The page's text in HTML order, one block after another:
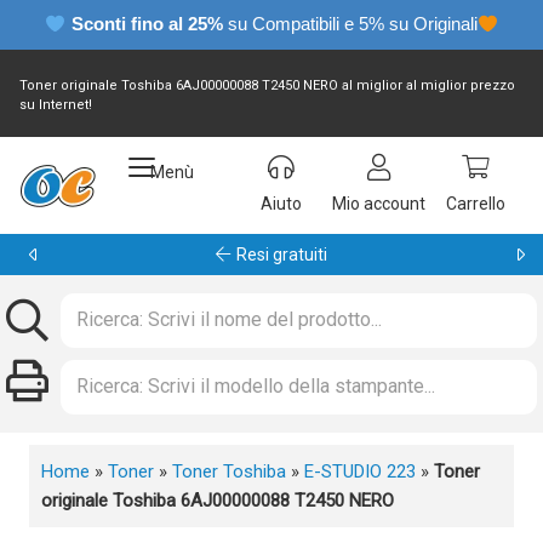
Sconti fino al 25% su Compatibili e 5% su Originali
Toner originale Toshiba 6AJ00000088 T2450 NERO al miglior al miglior prezzo
su Internet!
Menù
Aiuto
Mio account Carrello
Garanzia 24 mesi
Home » Toner » Toner Toshiba » E-STUDIO 223 » Toner
originale Toshiba 6AJ00000088 T2450 NERO